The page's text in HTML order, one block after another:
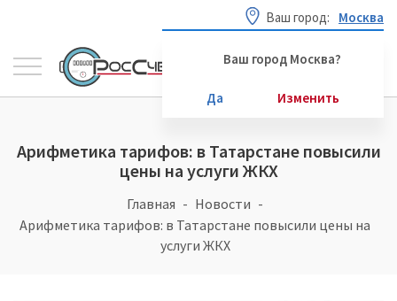
Ваш город: Москва
Ваш город Москва?
Да Изменить
Арифметика тарифов: в Татарстане повысили
цены на услуги ЖКХ
Главная
Новости
Арифметика тарифов: в Татарстане повысили цены на
услуги ЖКХ